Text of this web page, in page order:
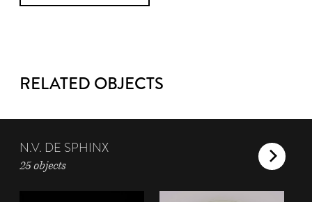
RELATED OBJECTS
N.V. DE SPHINX
25 objects